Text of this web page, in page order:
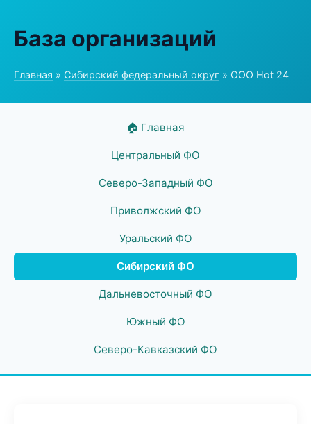
База организаций
Главная » Сибирский федеральный округ » ООО Hot 24
🏠 Главная
Центральный ФО
Северо-Западный ФО
Приволжский ФО
Уральский ФО
Сибирский ФО
Дальневосточный ФО
Южный ФО
Северо-Кавказский ФО